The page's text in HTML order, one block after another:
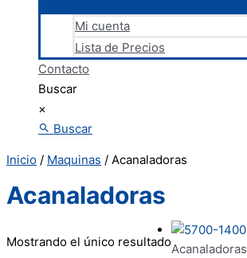
Mi cuenta
Lista de Precios
Contacto
Buscar
×
Buscar
Inicio / Maquinas / Acanaladoras
Acanaladoras
Mostrando el único resultadoAcanaladoras